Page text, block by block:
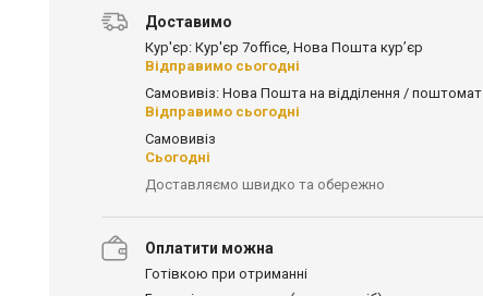
Доставимо
Кур'єр: Кур'єр 7office, Нова Пошта кур’єр
Відправимо сьогодні
Самовивіз: Нова Пошта на відділення / поштомат
Відправимо сьогодні
Самовивіз
Сьогодні
Доставляємо швидко та обережно
Оплатити можна
Готівкою при отриманні